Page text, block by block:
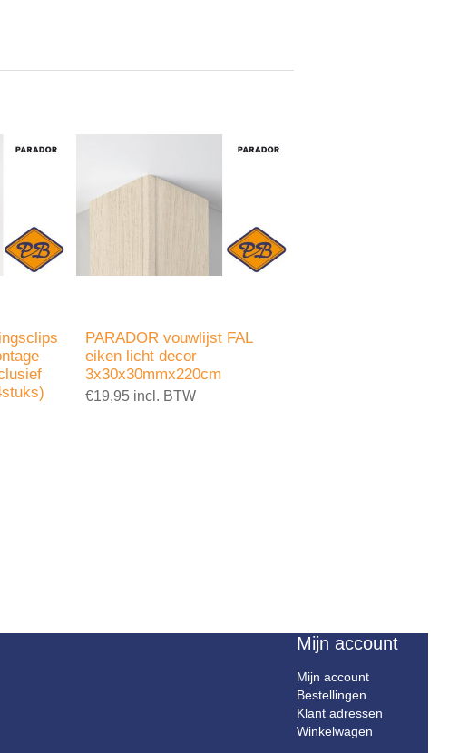
PARADOR vouwlijst FAL
eiken licht decor
3x30x30mmx220cm
€19,95 incl. BTW
Mijn account
Mijn account
Bestellingen
Klant adressen
Winkelwagen